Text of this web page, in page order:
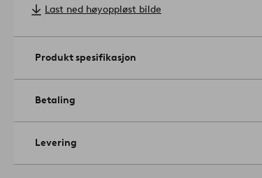
Last ned høyoppløst bilde
Produkt spesifikasjon
Betaling
Levering